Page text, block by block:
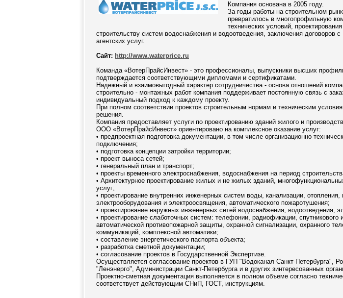
Компания основана в 2005 году.
За годы работы на строительном
превратилось в многопрофильную
технических условий,
строительству систем водоснабжения и водоотведения, заключения договоров
агентских услуг.
Сайт: http://www.waterprice.ru
Команда «ВотерПрайсИнвест» - это профессионалы, выпускники высших
подтверждается соответствующими дипломами и сертификатами.
Надежный и взаимовыгодный характер сотрудничества - основа отношений
строительно - монтажных работ компания поддерживает постоянную связь с
индивидуальный подход к каждому проекту.
При полном соответствии проектов строительным нормам и техническим
решения.
Компания предоставляет услуги по проектированию зданий жилого и
ООО «ВотерПрайсИнвест» ориентировано на комплексное оказание услуг:
• предпроектная подготовка документации, в том числе организационно-
подключения;
• подготовка концепции затройки территории;
• проект выноса сетей;
• генеральный план и транспорт;
• проекты временного электроснабжения, водоснабжения на период
• Архитектурное проектирование жилых и не жилых зданий,
услуг;
• проектирование внутренних инженерных систем воды, канализации,
электрооборудования и электроосвящения, автоматического пожаротушения;
• проектирование наружных инженерных сетей водоснабжения, водоотведения,
• проектирование слаботочных систем: телефонии, радиофикации,
автоматической противопожарной защиты, охранной сигнализации, охранного
коммуникаций, комплексной автоматики;
• составление энергетического паспорта объекта;
• разработка сметной документации;
• согласование проектов в Государственной Экспертизе.
Осуществляется согласование проектов в ГУП "Водоканал Санкт-
"Ленэнерго", Администрации Санкт-Петербурга и в других зинтересованных
Проектно-сметная документация выполняется в полном объеме согласно
соответствует действующим СНиП, ГОСТ, инструкциям.